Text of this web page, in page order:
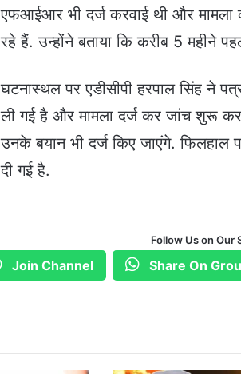
एफआईआर भी दर्ज करवाई थी और
रहे हैं. उन्होंने बताया कि करीब 5 महीने
घटनास्थल पर एडीसीपी हरपाल सिंह ने
ली गई है और मामला दर्ज कर जांच शुरू
उनके बयान भी दर्ज किए जाएंगे. फिलहाल
दी गई है.
Follow Us on Our
Join Channel Share On